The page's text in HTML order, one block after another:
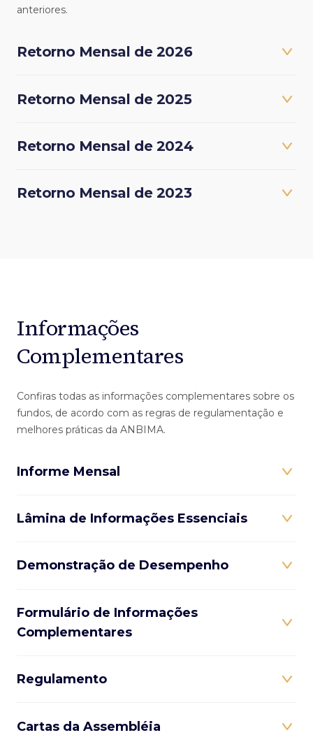
anteriores.
Retorno Mensal de 2026
Retorno Mensal de 2025
Retorno Mensal de 2024
Retorno Mensal de 2023
Informações
Complementares
Confiras todas as informações complementares sobre os
fundos, de acordo com as regras de regulamentação e
melhores práticas da ANBIMA.
Informe Mensal
Lâmina de Informações Essenciais
Demonstração de Desempenho
Formulário de Informações
Complementares
Regulamento
Cartas da Assembléia